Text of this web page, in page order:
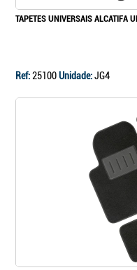
TAPETES UNIVERSAIS ALCATIFA
Ref:25100Unidade:JG4